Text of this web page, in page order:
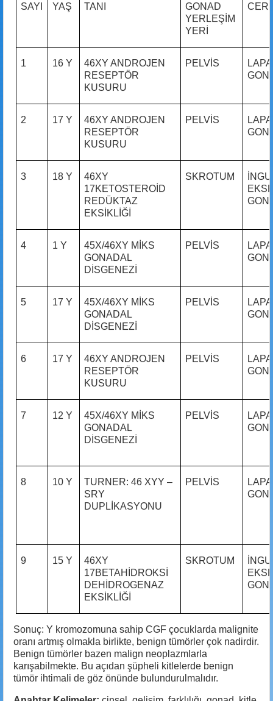
SAYI YAŞ TANI
GONAD
YERLEŞİM
YERİ
1 16 Y
46XY ANDROJEN
RESEPTÖR
KUSURU
PELVİS
2 17 Y
46XY ANDROJEN
RESEPTÖR
KUSURU
PELVİS
3 18 Y
46XY
17KETOSTEROİD
REDÜKTAZ
EKSİKLİĞİ
SKROTUM
4 1 Y
45X/46XY MİKS
GONADAL
DİSGENEZİ
PELVİS
5 17 Y
45X/46XY MİKS
GONADAL
DİSGENEZİ
PELVİS
6 17 Y
46XY ANDROJEN
RESEPTÖR
KUSURU
PELVİS
7 12 Y
45X/46XY MİKS
GONADAL
DİSGENEZİ
PELVİS
8 10 Y
TURNER: 46 XYY –
SRY
DUPLİKASYONU
PELVİS
9 15 Y
46XY
17BETAHİDROKSİ
DEHİDROGENAZ
EKSİKLİĞİ
SKROTUM
Sonuç: Y kromozomuna sahip CGF çocuklarda malignite
oranı artmış olmakla birlikte, benign tümörler çok nadirdir.
Benign tümörler bazen malign neoplazmlarla
karışabilmekte. Bu açıdan şüpheli kitlelerde benign
tümör ihtimali de göz önünde bulundurulmalıdır.